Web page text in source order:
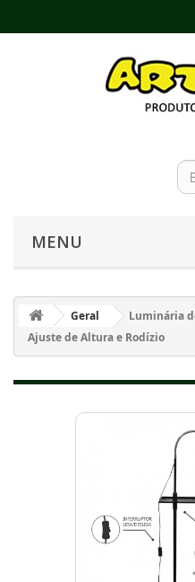
MENU
Geral
Luminária
Ajuste de Altura e Rodízio